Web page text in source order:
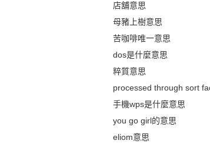
店舖意思
母豬上樹意思
苦咖啡唯一意思
dos是什麼意思
粹質意思
processed through sort
手機wps是什麼意思
you go girl的意思
eliom意思